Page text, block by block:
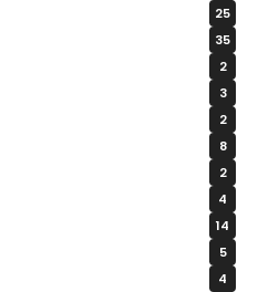
25
35
2
3
2
8
2
4
14
5
4